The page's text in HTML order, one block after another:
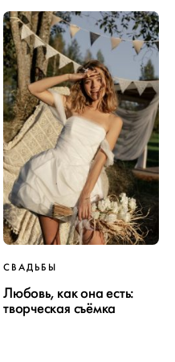
СВАДЬБЫ
Любовь, как она есть:
творческая съёмка